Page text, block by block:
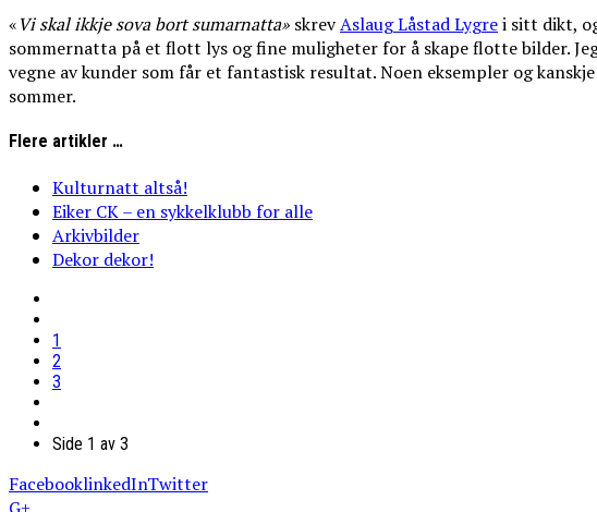
«Viskalikkjesovabort sumarnatta» skrevAslaug Låstad Lygrei sitt dikt,
sommernatta på et flott lys og fine muligheter for å skape flotte bilder.
vegne av kunder som får et fantastisk resultat. Noen eksempler og
sommer.
Flere artikler …
Kulturnatt altså!
Eiker CK – en sykkelklubb for alle
Arkivbilder
Dekor dekor!
1
2
3
Side 1 av 3
FacebooklinkedInTwitter